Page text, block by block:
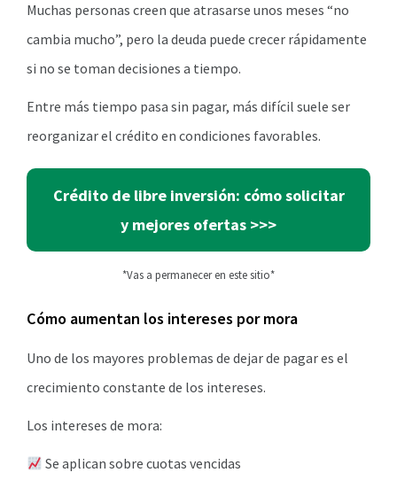
Muchas personas creen que atrasarse unos meses “no
cambia mucho”, pero la deuda puede crecer rápidamente
si no se toman decisiones a tiempo.
Entre más tiempo pasa sin pagar, más difícil suele ser
reorganizar el crédito en condiciones favorables.
Crédito de libre inversión: cómo solicitar
y mejores ofertas >>>
*Vas a permanecer en este sitio*
Cómo aumentan los intereses por mora
Uno de los mayores problemas de dejar de pagar es el
crecimiento constante de los intereses.
Los intereses de mora:
Se aplican sobre cuotas vencidas